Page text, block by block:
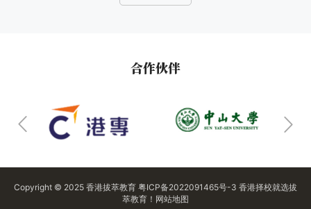
合作伙伴
Copyright © 2025 香港拔萃教育 粤ICP备2022091465号-3 香港择校就选拔
萃教育！ 网站地图